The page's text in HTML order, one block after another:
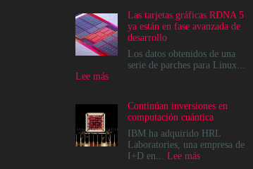
infraestructuras
de
IA
que
comunidad
Las tarjetas gráficas RDNA 5
ya están en fase avanzada de
desarrollo
Los datos obtenidos de una
serie de parches para Linux...
Lee más:
gráficas
RDNA
5
ya
Continúan inversiones en
computación cuántica
IBM ha adquirido HRL
Laboratories, una empresa de
I+D en... Lee más: